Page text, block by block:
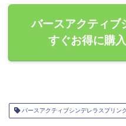
バースアクティブ
すぐお得に購
バースアクティブシンデレラスプリン